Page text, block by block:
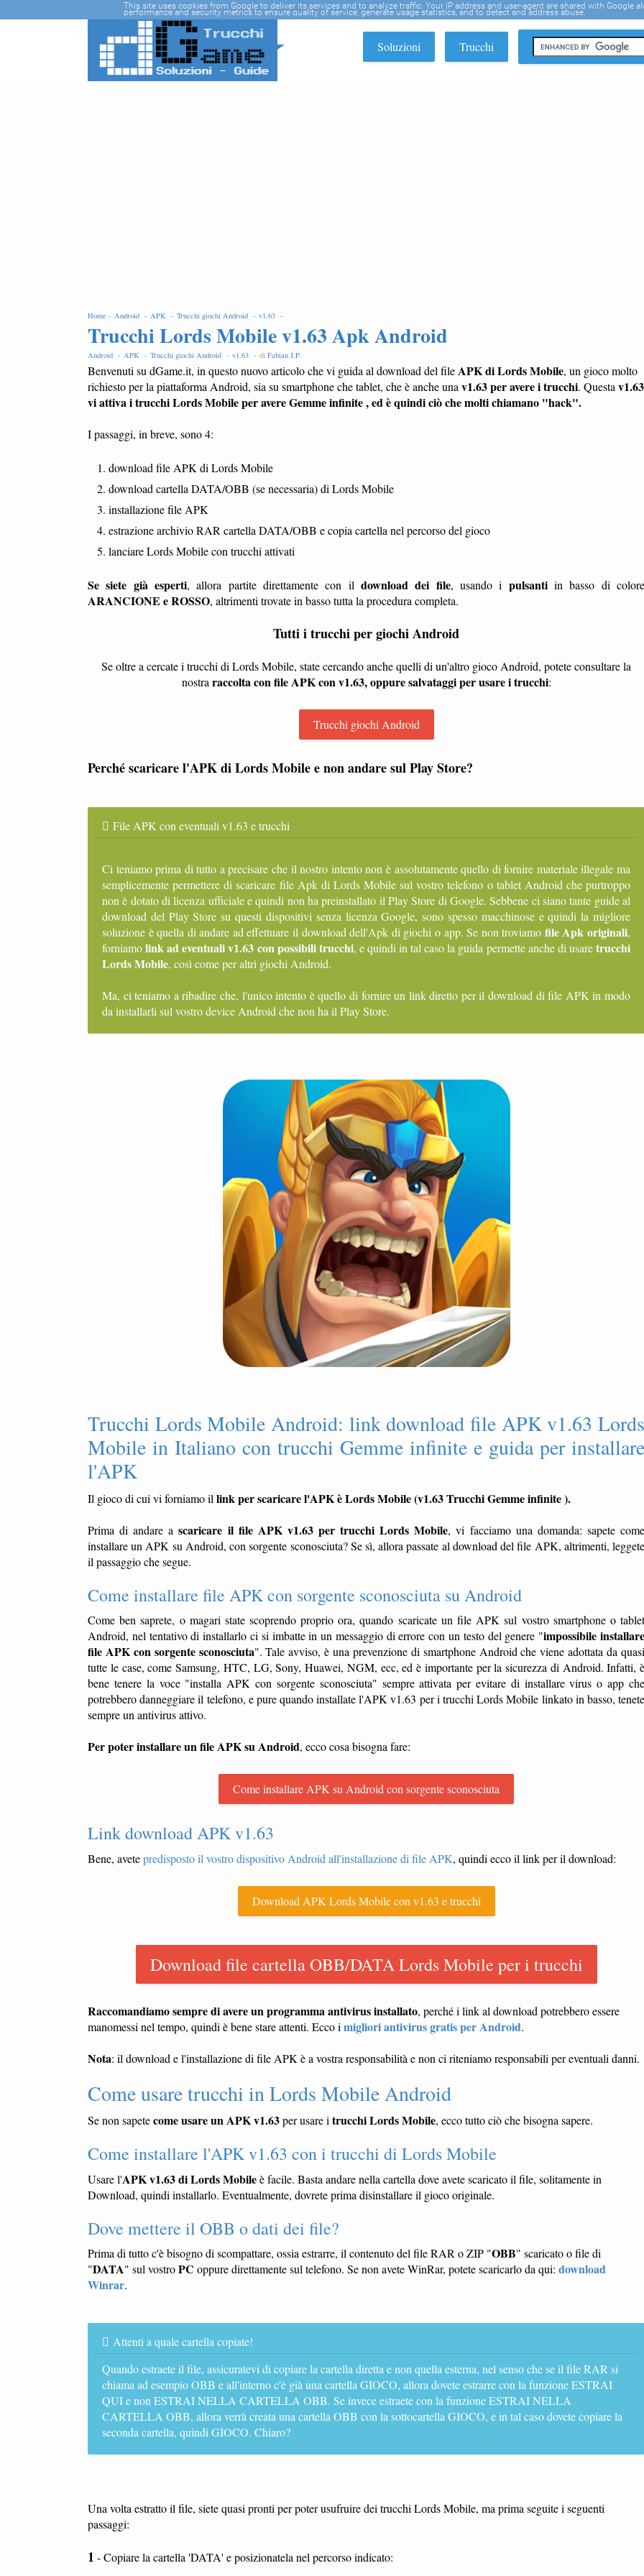
Soluzioni Trucchi
Home - Android - APK - Trucchi giochi Android - v1.63 -
Trucchi Lords Mobile v1.63 Apk Android
Android - APK - Trucchi giochi Android - v1.63 - di Fabian J.P.
Benvenuti su dGame.it, in questo nuovo articolo che vi guida al download del fileAPK di Lords Mobile, un gioco molto
richiesto per la piattaforma Android, sia su smartphone che tablet, che è anche una v1.63 per avere i trucchi. Questa v1.63
vi attiva i trucchi Lords Mobile per avere Gemme infinite , ed è quindi ciò che molti chiamano "hack".
I passaggi, in breve, sono 4:
download file APK di Lords Mobile
download cartella DATA/OBB (se necessaria) di Lords Mobile
installazione file APK
estrazione archivio RAR cartella DATA/OBB e copia cartella nel percorso del gioco
lanciare Lords Mobile con trucchi attivati
Se siete già esperti, allora partite direttamente con il download dei file, usando i pulsantiin basso di colore
ARANCIONE e ROSSO, altrimenti trovate in basso tutta la procedura completa.
Tutti i trucchi per giochi Android
Se oltre a cercate i trucchi di Lords Mobile, state cercando anche quelli di un'altro gioco Android, potete consultare la
nostra raccolta con file APK con v1.63, oppure salvataggi per usare i trucchi:
Trucchi giochi Android
Perché scaricare l'APK di Lords Mobile e non andare sul Play Store?
File APK con eventuali v1.63 e trucchi
Ci teniamo prima di tutto a precisare che il nostro intento non è assolutamente quello di fornire materiale illegale ma
semplicemente permettere di scaricare file Apk di Lords Mobile sul vostro telefono o tablet Android che purtroppo
non è dotato di licenza ufficiale e quindi non ha preinstallato il Play Store di Google. Sebbene ci siano tante guide al
download del Play Store su questi dispositivi senza licenza Google, sono spesso macchinose e quindi la migliore
soluzione è quella di andare ad effettuare il download dell'Apk di giochi o app. Se non troviamo file Apk originali,
forniamolink ad eventuali v1.63 con possibili trucchi, e quindi in tal caso la guida permette anche di usaretrucchi
Lords Mobile, così come per altri giochi Android.
Ma, ci teniamo a ribadire che, l'unico intento è quello di fornire un link diretto per il download di file APK in modo
da installarli sul vostro device Android che non ha il Play Store.
Trucchi Lords Mobile Android: link download file APK v1.63 Lords
Mobile in Italiano con trucchi Gemme infinite e guida per installare
l'APK
Il gioco di cui vi forniamo il link per scaricare l'APK è Lords Mobile (v1.63 Trucchi Gemme infinite ).
Prima di andare ascaricare il file APK v1.63 per trucchi Lords Mobile, vi facciamo una domanda: sapete come
installare un APK su Android, con sorgente sconosciuta? Se sì, allora passate al download del file APK, altrimenti, leggete
il passaggio che segue.
Come installare file APK con sorgente sconosciuta su Android
Come ben saprete, o magari state scoprendo proprio ora, quando scaricate un file APK sul vostro smartphone o tablet
Android, nel tentativo di installarlo ci si imbatte in un messaggio di errore con un testo del genere "impossibile installare
file APK con sorgente sconosciuta". Tale avviso, è una prevenzione di smartphone Android che viene adottata da quasi
tutte le case, come Samsung, HTC, LG, Sony, Huawei, NGM, ecc, ed è importante per la sicurezza di Android. Infatti, è
bene tenere la voce "installa APK con sorgente sconosciuta" sempre attivata per evitare di installare virus o app che
potrebbero danneggiare il telefono, e pure quando installate l'APK v1.63 per i trucchi Lords Mobile linkato in basso, tenete
sempre un antivirus attivo.
Per poter installare un file APK su Android, ecco cosa bisogna fare:
Come installare APK su Android con sorgente sconosciuta
Link download APK v1.63
Bene, avetepredisposto il vostro dispositivo Android all'installazione di file APK, quindi ecco il link per il download:
Download APK Lords Mobile con v1.63 e trucchi
Download file cartella OBB/DATA Lords Mobile per i trucchi
Raccomandiamo sempre di avere un programma antivirus installato, perché i link al download potrebbero essere
manomessi nel tempo, quindi è bene stare attenti. Ecco i migliori antivirus gratis per Android.
Nota: il download e l'installazione di file APK è a vostra responsabilità e non ci riteniamo responsabili per eventuali danni.
Come usare trucchi in Lords Mobile Android
Se non sapetecome usare un APK v1.63per usare i trucchi Lords Mobile, ecco tutto ciò che bisogna sapere.
Come installare l'APK v1.63 con i trucchi di Lords Mobile
Usare l'APK v1.63 di Lords Mobileè facile. Basta andare nella cartella dove avete scaricato il file, solitamente in
Download, quindi installarlo. Eventualmente, dovrete prima disinstallare il gioco originale.
Dove mettere il OBB o dati dei file?
Prima di tutto c'è bisogno di scompattare, ossia estrarre, il contenuto del file RAR o ZIP "OBB" scaricato o file di
"DATA" sul vostroPC oppure direttamente sul telefono. Se non avete WinRar, potete scaricarlo da qui: download
Winrar.
Attenti a quale cartella copiate!
Quando estraete il file, assicuratevi di copiare la cartella diretta e non quella esterna, nel senso che se il file RAR si
chiama ad esempio OBB e all'interno c'è già una cartella GIOCO, allora dovete estrarre con la funzione ESTRAI
QUI e non ESTRAI NELLA CARTELLA OBB. Se invece estraete con la funzione ESTRAI NELLA
CARTELLA OBB, allora verrà creata una cartella OBB con la sottocartella GIOCO, e in tal caso dovete copiare la
seconda cartella, quindi GIOCO. Chiaro?
Una volta estratto il file, siete quasi pronti per poter usufruire dei trucchi Lords Mobile, ma prima seguite i seguenti
passaggi:
1 - Copiare la cartella 'DATA' e posizionatela nel percorso indicato:
This site uses cookies from Google to deliver its services and to analyze traffic. Your IP address and user-agent are shared with Google
performance and security metrics to ensure quality of service, generate usage statistics, and to detect and address abuse.